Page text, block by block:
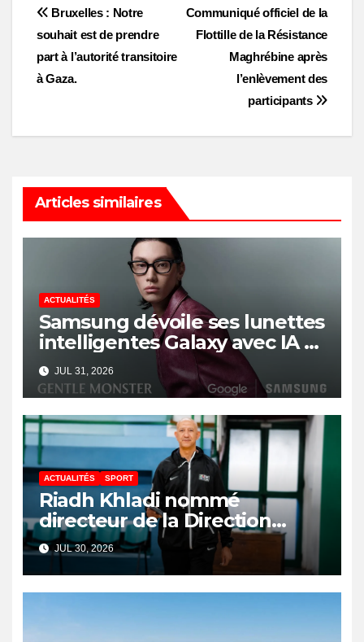
Post
navigation
Communiqué officiel de la
Flottille de la Résistance
Maghrébine après
l’enlèvement des
participants
Bruxelles : Notre
souhait est de prendre
part à l’autorité transitoire
à Gaza.
Articles similaires
ACTUALITÉS
Samsung dévoile ses lunettes
intelligentes Galaxy avec IA et
Gemini
JUL 31, 2026
ACTUALITÉS SPORT
Riadh Khladi nommé
directeur de la Direction
Nationale de l’Arbitrage
JUL 30, 2026